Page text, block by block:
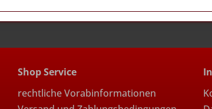
Shop Service
rechtliche Vorabinformationen